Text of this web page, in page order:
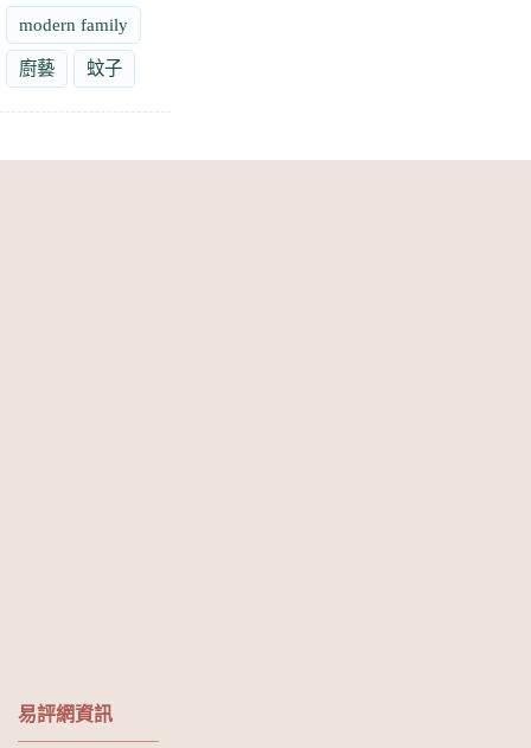
modern family
廚藝 蚊子
易評網資訊